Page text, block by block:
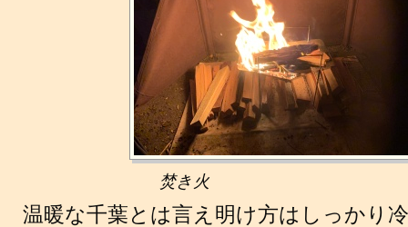
焚き火
温暖な千葉とは言え明け方はしっかり